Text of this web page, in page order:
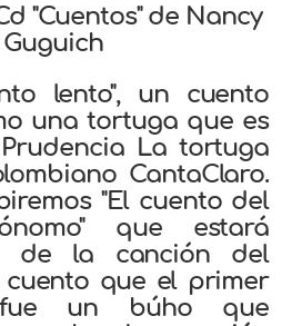
"Cuentos" de Nancy
Guguich
lento", un cuento
una tortuga que es
La tortuga
CantaClaro.
"El cuento del
que estará
de la canción del
cuento que el primer
fue un búho que